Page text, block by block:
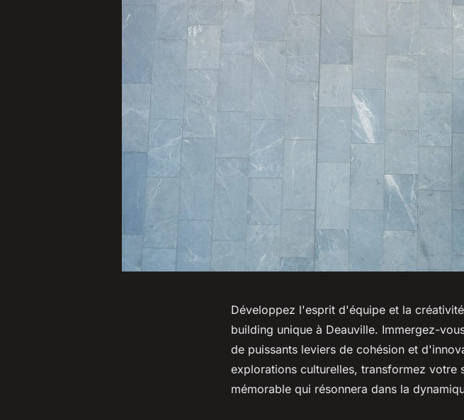
Développez l'esprit d'équipe et la
building unique à Deauville. Immergez-
de puissants leviers de cohésion et
explorations culturelles, transformez votre
mémorable qui résonnera dans la